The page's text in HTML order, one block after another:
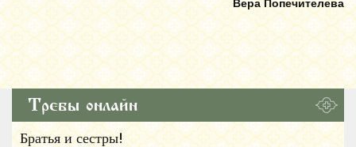
Требы онлайн
Братья и сестры!